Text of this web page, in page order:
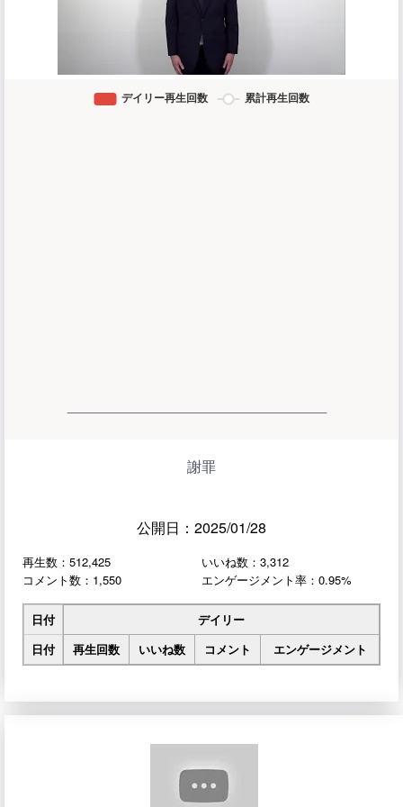
謝罪
公開日：2025/01/28
再生数：512,425
いいね数：3,312
コメント数：1,550
エンゲージメント率：0.95%
日付
デイリー
日付
再生回数 いいね数 コメント エンゲージメント